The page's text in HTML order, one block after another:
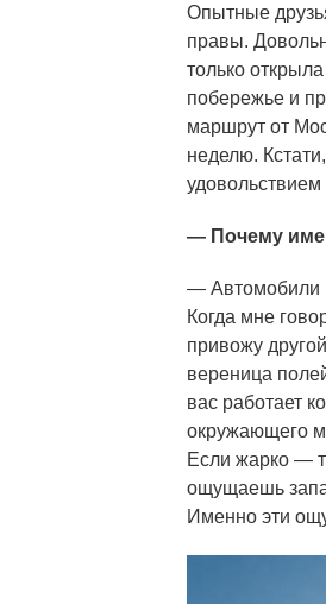
Опытные
правы.
только
побережье и
маршрут от
неделю.
— Почему
— Автомобили
Когда мне
привожу
вереница
вас работает
окружающего
Если жарко —
ощущаешь
Именно эти